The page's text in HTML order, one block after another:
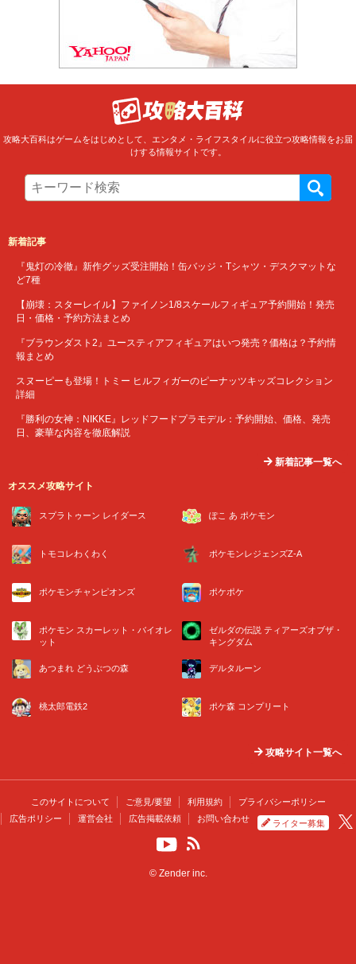
攻略大百科はゲームをはじめとして、エンタメ・ライフスタイルに役立つ攻略情報をお届
けする情報サイトです。
新着記事
『鬼灯の冷徹』新作グッズ受注開始！缶バッジ・Tシャツ・デスクマットな
ど7種
【崩壊：スターレイル】ファイノン1/8スケールフィギュア予約開始！発売
日・価格・予約方法まとめ
『ブラウンダスト2』ユースティアフィギュアはいつ発売？価格は？予約情
報まとめ
スヌーピーも登場！トミー ヒルフィガーのピーナッツキッズコレクション
詳細
『勝利の女神：NIKKE』レッドフードプラモデル：予約開始、価格、発売
日、豪華な内容を徹底解説
新着記事一覧へ
オススメ攻略サイト
スプラトゥーン レイダース ぽこ あ ポケモン
トモコレわくわく ポケモンレジェンズZ-A
ポケモンチャンピオンズ ポケポケ
ポケモン スカーレット・バイオレ
ット
ゼルダの伝説 ティアーズオブザ・
キングダム
あつまれ どうぶつの森 デルタルーン
桃太郎電鉄2 ポケ森 コンプリート
攻略サイト一覧へ
このサイトについて ご意見/要望 利用規約
プライバシーポリシー
広告ポリシー
運営会社 広告掲載依頼 お問い合わせ ライター募集
© Zender inc.